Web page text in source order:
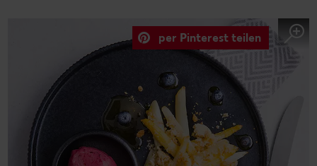
per Pinterest teilen